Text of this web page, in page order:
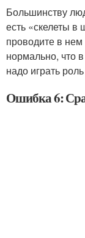
Большинству
есть «скелеты
проводите в
нормально, что
надо играть
Ошибка 6: